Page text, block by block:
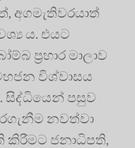
අගමැතිවරයාත්
ය. එයට
ප‍්‍රහාර මාලාව
විශ්වාසය
සිද්ධියෙන් පසුව
නවත්වා
ජනාධිපති,